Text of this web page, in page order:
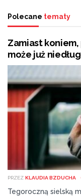
Polecane tematy
Zamiast
może już
PRZEZ KLAUDIA BZDUCHA
Tegoroczną sielską